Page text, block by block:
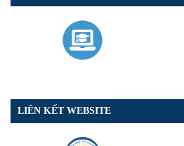
LIÊN KẾT WEBSITE